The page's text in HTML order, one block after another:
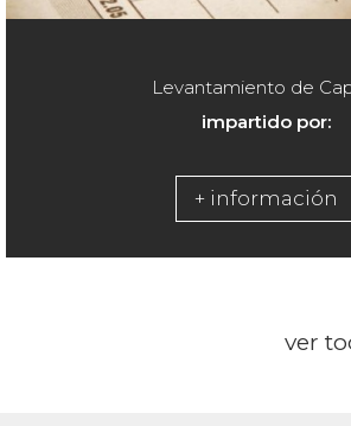
Levantamiento de
impartido por:
+ información
ver